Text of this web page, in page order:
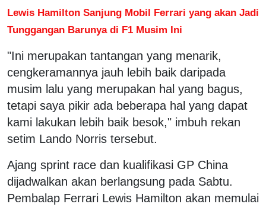
Lewis Hamilton Sanjung Mobil Ferrari yang akan Jadi
Tunggangan Barunya di F1 Musim Ini
"Ini merupakan tantangan yang menarik,
cengkeramannya jauh lebih baik daripada
musim lalu yang merupakan hal yang bagus,
tetapi saya pikir ada beberapa hal yang dapat
kami lakukan lebih baik besok," imbuh rekan
setim Lando Norris tersebut.
Ajang sprint race dan kualifikasi GP China
dijadwalkan akan berlangsung pada Sabtu.
Pembalap Ferrari Lewis Hamilton akan memulai